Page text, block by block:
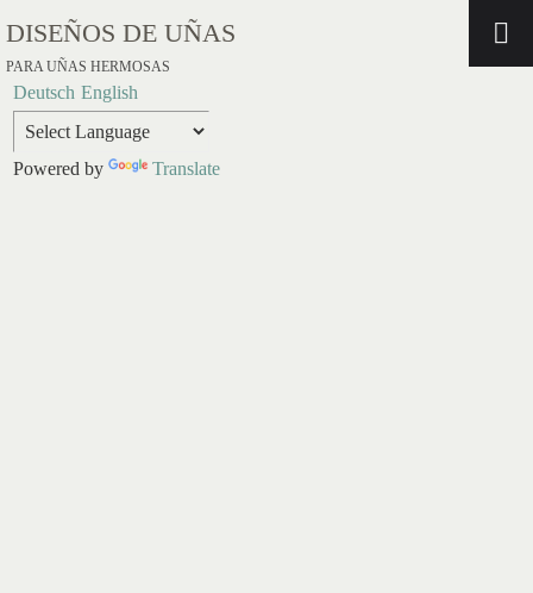
DISEÑOS DE UÑAS
PARA UÑAS HERMOSAS
Deutsch English
Powered by Translate